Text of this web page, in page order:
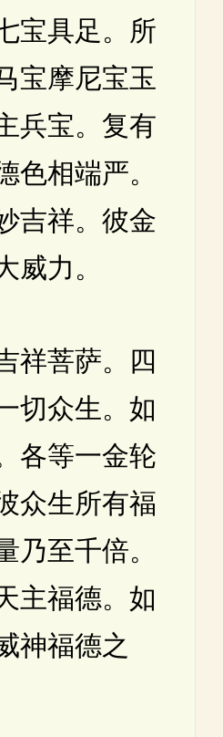
宝具足。所
宝摩尼宝玉
兵宝。复有
色相端严。
吉祥。彼金
威力。
菩萨。四
切众生。如
各等一金轮
众生所有福
乃至千倍。
主福德。如
神福德之